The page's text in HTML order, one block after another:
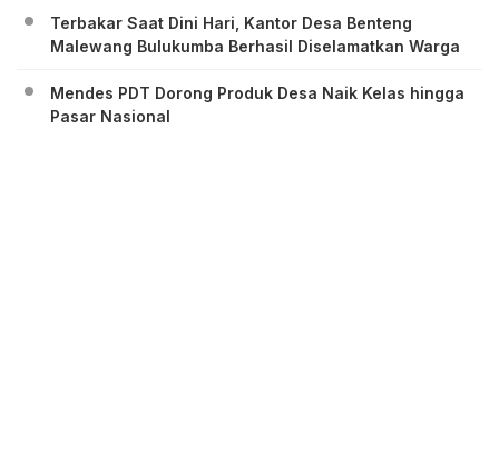
Terbakar Saat Dini Hari, Kantor Desa Benteng
Malewang Bulukumba Berhasil Diselamatkan Warga
Mendes PDT Dorong Produk Desa Naik Kelas hingga
Pasar Nasional